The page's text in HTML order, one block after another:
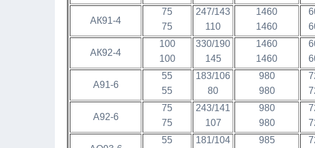
АК91-4
75
75
247/143
110
1460
1460
АК92-4
100
100
330/190
145
1460
1460
А91-6
55
55
183/106
80
980
980
А92-6
75
75
243/141
107
980
980
55
181/104
985